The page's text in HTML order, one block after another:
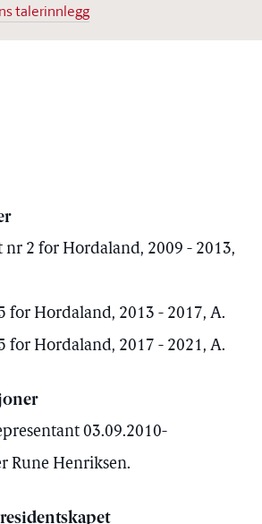
talerinnlegg
nr 2 for Hordaland, 2009 - 2013,
for Hordaland, 2013 - 2017, A.
for Hordaland, 2017 - 2021, A.
03.09.2010-
Rune Henriksen.